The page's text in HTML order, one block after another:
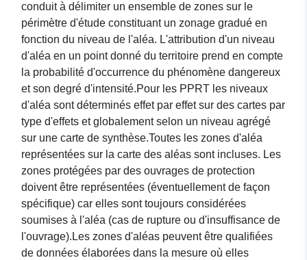
conduit à délimiter un ensemble de zones sur le
périmètre d'étude constituant un zonage gradué en
fonction du niveau de l'aléa. L'attribution d'un niveau
d'aléa en un point donné du territoire prend en compte
la probabilité d'occurrence du phénomène dangereux
et son degré d'intensité.Pour les PPRT les niveaux
d'aléa sont déterminés effet par effet sur des cartes par
type d'effets et globalement selon un niveau agrégé
sur une carte de synthèse.Toutes les zones d'aléa
représentées sur la carte des aléas sont incluses. Les
zones protégées par des ouvrages de protection
doivent être représentées (éventuellement de façon
spécifique) car elles sont toujours considérées
soumises à l'aléa (cas de rupture ou d'insuffisance de
l'ouvrage).Les zones d'aléas peuvent être qualifiées
de données élaborées dans la mesure où elles